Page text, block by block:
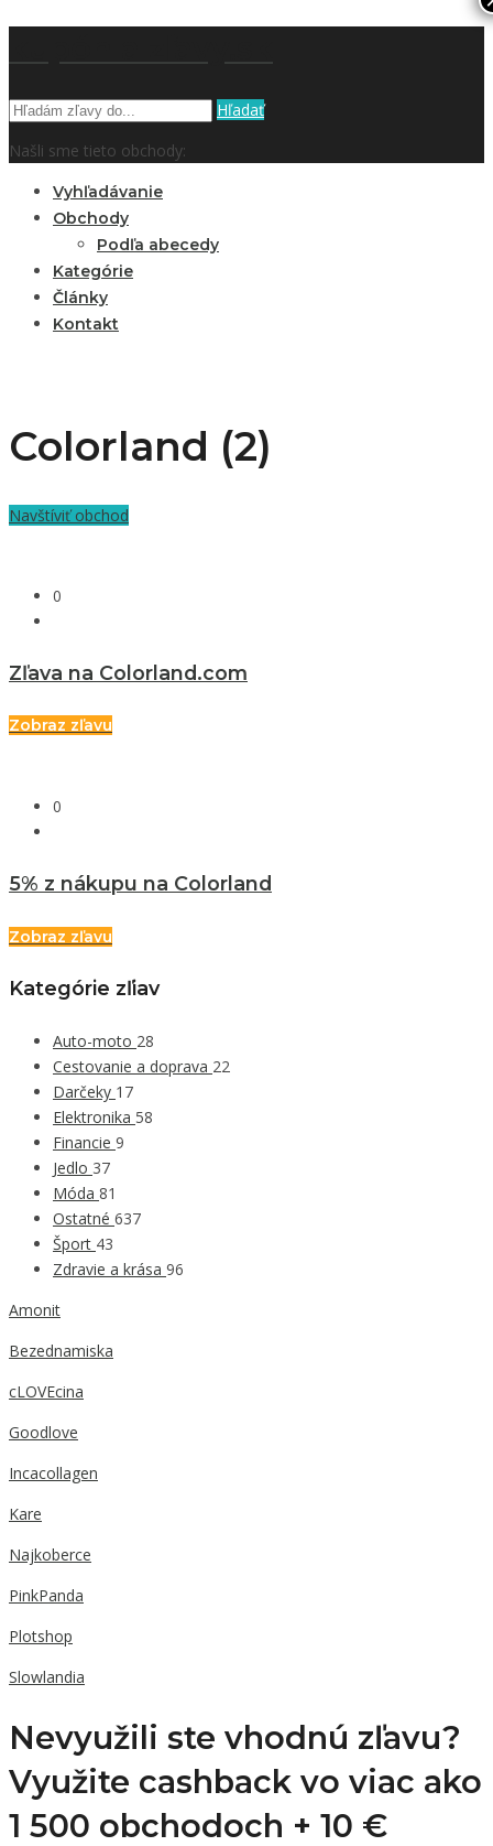
Hľadať
Našli sme tieto obchody:
Vyhľadávanie
Obchody
Podľa abecedy
Kategórie
Články
Kontakt
Colorland (2)
Navštíviť obchod
0
Zľava na Colorland.com
Zobraz zľavu
0
5% z nákupu na Colorland
Zobraz zľavu
Kategórie zľiav
Auto-moto 28
Cestovanie a doprava 22
Darčeky 17
Elektronika 58
Financie 9
Jedlo 37
Móda 81
Ostatné 637
Šport 43
Zdravie a krása 96
Amonit
Bezednamiska
cLOVEcina
Goodlove
Incacollagen
Kare
Najkoberce
PinkPanda
Plotshop
Slowlandia
Nevyužili ste vhodnú zľavu?
Využite cashback vo viac ako
1 500 obchodoch + 10 €